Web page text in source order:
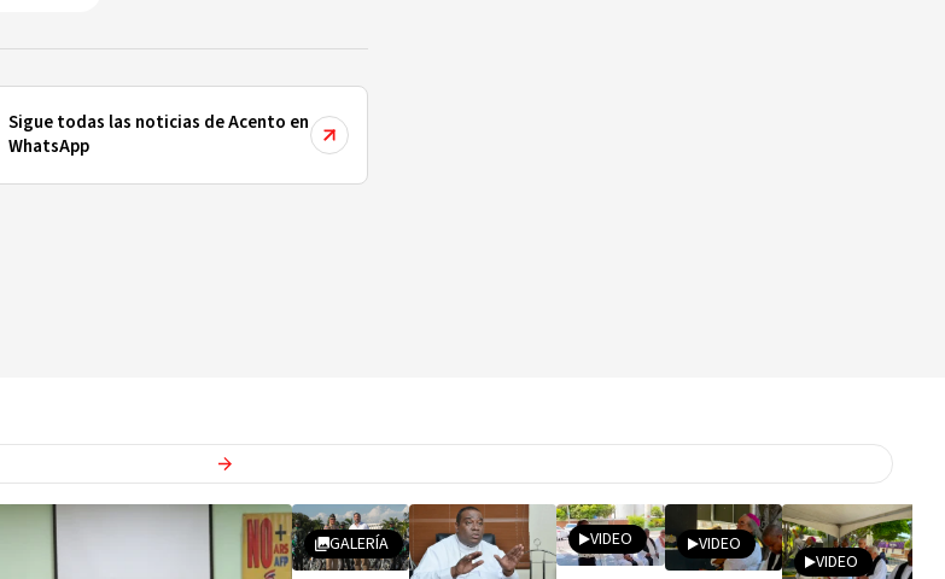
Sigue todas las noticias de Acento en
WhatsApp
Actualidad
GALERÍA VIDEO VIDEO
VIDEO